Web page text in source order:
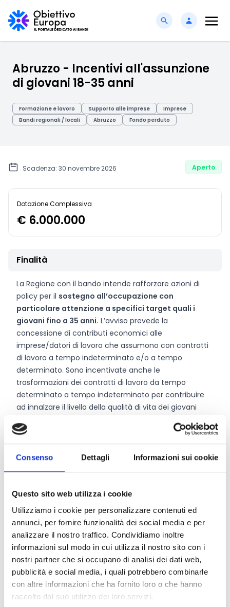
Consenso Dettagli Informazioni sui cookie
Questo sito web utilizza i cookie
Utilizziamo i cookie per personalizzare contenuti ed
annunci, per fornire funzionalità dei social media e per
analizzare il nostro traffico. Condividiamo inoltre
informazioni sul modo in cui utilizza il nostro sito con i
nostri partner che si occupano di analisi dei dati web,
pubblicità e social media, i quali potrebbero combinarle
con altre informazioni che ha fornito loro o che hanno
raccolto dal suo utilizzo dei loro servizi.
Abruzzo - Incentivi all'assunzione
di giovani 18-35 anni
Formazione e lavoro Supporto alle imprese
Imprese
Bandi regionali / locali
Abruzzo Fondo perduto
Scadenza: 30 novembre 2026 Aperto
Dotazione Complessiva
€ 6.000.000
Finalità
La Regione con il bando intende rafforzare azioni di
policy per il sostegno all’occupazione con
particolare attenzione a specifici target quali i
giovani fino a 35 anni. L’avviso prevede la
concessione di contributi economici alle
imprese/datori di lavoro che assumono con contratti
di lavoro a tempo indeterminato e/o a tempo
determinato. Sono incentivate anche le
trasformazioni dei contratti di lavoro da tempo
determinato a tempo indeterminato per contribuire
ad innalzare il livello della qualità di vita dei giovani
sicurezza e stabilità lavorativa.
CONDIVIDI
Conosci Obiettivo Europa?
Prova gratis